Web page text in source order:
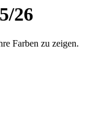
26
Farben zu zeigen.